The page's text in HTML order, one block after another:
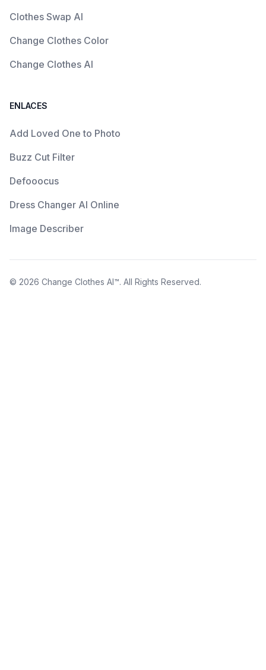
Clothes Swap AI
Change Clothes Color
Change Clothes AI
ENLACES
Add Loved One to Photo
Buzz Cut Filter
Defooocus
Dress Changer AI Online
Image Describer
© 2026 Change Clothes AI™. All Rights Reserved.